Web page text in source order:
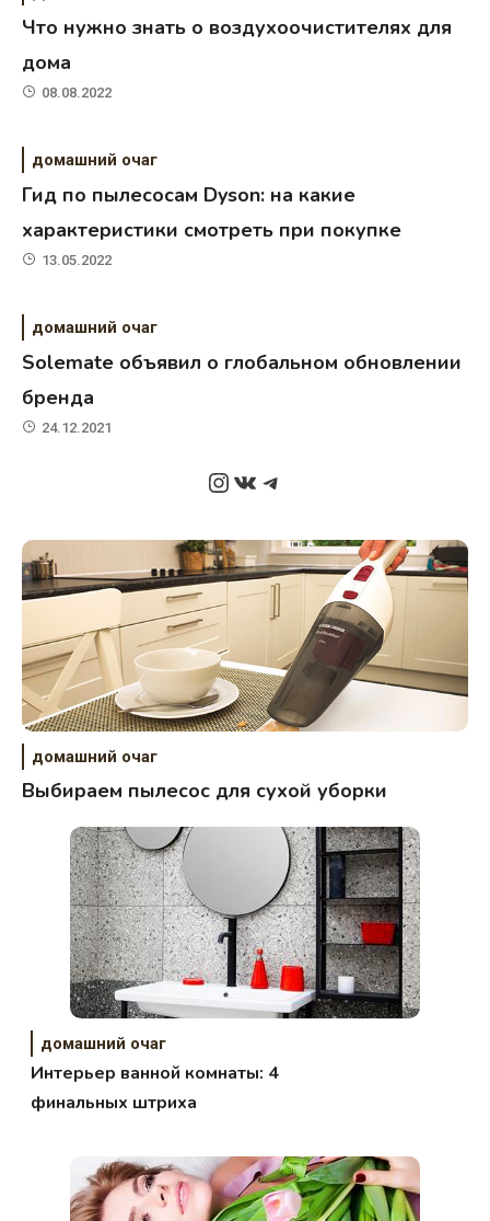
Что нужно знать о воздухоочистителях для
дома
08.08.2022
домашний очаг
Гид по пылесосам Dyson: на какие
характеристики смотреть при покупке
13.05.2022
домашний очаг
Solemate объявил о глобальном обновлении
бренда
24.12.2021
Instagram
ВКонтакте
Telegram
домашний очаг
Выбираем пылесос для сухой уборки
домашний очаг
Интерьер ванной комнаты: 4
финальных штриха